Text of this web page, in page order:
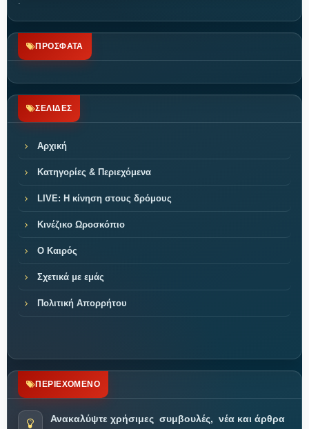
ΠΡΟΣΦΑΤΑ
ΣΕΛΙΔΕΣ
Αρχική
Κατηγορίες & Περιεχόμενα
LIVE: Η κίνηση στους δρόμους
Κινέζικο Ωροσκόπιο
Ο Καιρός
Σχετικά με εμάς
Πολιτική Απορρήτου
ΠΕΡΙΕΧΟΜΕΝΟ
Ανακαλύψτε χρήσιμες συμβουλές, νέα και άρθρα